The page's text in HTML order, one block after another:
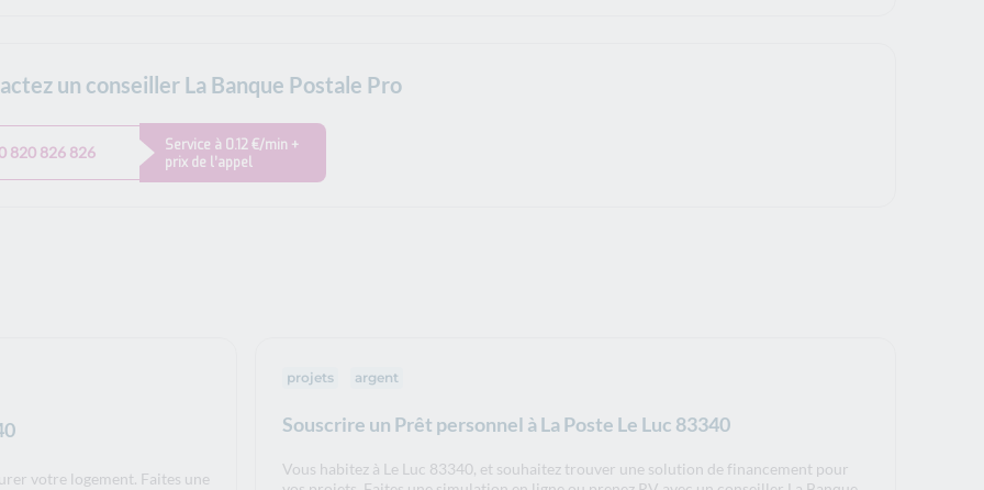
un conseiller La Banque Postale Pro
820 826 826
Service à 0.12 €/min +
prix de l’appel
votre logement. Faites une
Souscrire un Prêt personnel à La Poste Le Luc 83340
projets argent
Vous habitez à Le Luc 83340, et souhaitez trouver une solution de financement pour